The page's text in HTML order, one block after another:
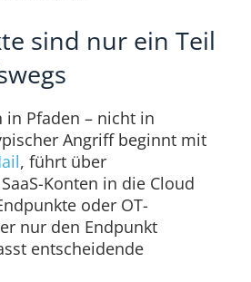
sind nur ein Teil
in Pfaden – nicht in
Angriff beginnt mit
, führt über
Konten in die Cloud
oder OT-
nur den Endpunkt
entscheidende